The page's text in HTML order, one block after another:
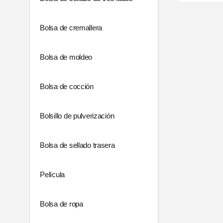
Bolsa de cremallera
Bolsa de moldeo
Bolsa de cocción
Bolsillo de pulverización
Bolsa de sellado trasera
Película
Bolsa de ropa